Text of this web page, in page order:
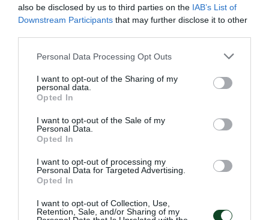
also be disclosed by us to third parties on the IAB’s List of
Downstream Participants that may further disclose it to other
Please note that this website/app uses one or more Google
not limited to your visit or usage behaviour. You may click to
grant or deny consent to Google and its third-party tags to
use your data for below specified purposes in below Google
consent section.
Personal Data Processing Opt Outs
I want to opt-out of the Sharing of my
personal data.
Opted In
I want to opt-out of the Sale of my
Personal Data.
Opted In
I want to opt-out of processing my
Personal Data for Targeted Advertising.
Opted In
I want to opt-out of Collection, Use,
Retention, Sale, and/or Sharing of my
48'
ΚΙΤΡΙΝΗ ΚΑΡΤΑ
ΝΕΜΑΝΙΑ ΜΑΞΙΜΟΒΙΤΣ
50'
ΓΚΟΛ
ΛΟΡΕΝ ΜΟΡΟΝ
Ο Μορόν ευστοχεί απ’ το σημείο του πέναλτι.